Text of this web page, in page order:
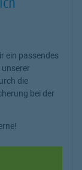
ein passendes
unserer
die
bei der